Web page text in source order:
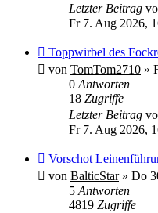
Letzter Beitrag
Fr 7. Aug 2026,
Toppwirbel des
von TomTom2710 »
0 Antworten
18 Zugriffe
Letzter Beitrag
Fr 7. Aug 2026,
Vorschot
von BalticStar» Do
5 Antworten
4819 Zugriffe